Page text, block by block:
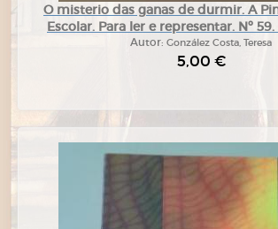
O misterio das ganas de durmir. A
Escolar. Para ler e representar. Nº
Autor: González Costa, Teresa
5,00 €